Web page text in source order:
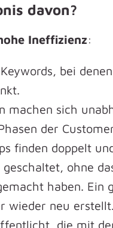
davon?
Ineffizienz:
bei
machen sich
der
finden doppelt
geschaltet, ohne
haben. Ein
wieder neu erstellt.
die mit